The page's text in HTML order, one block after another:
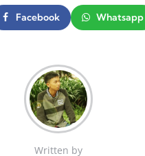
Facebook Whatsapp
Written by